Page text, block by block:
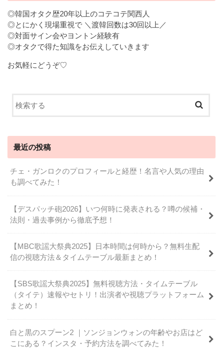
◎韓国オタク歴20年以上のコテコテ関西人
◎とにかく現場重視で ＼渡韓回数は30回以上／
◎対面サイン会やヨントン経験有
◎オタクで得た知識をお伝えしていきます
お気軽にどうぞ♡
最近の投稿
チェ・ガンロクのプロフィールと経歴！名言や人気の理由
も調べてみた！
【デスパッチ砲2026】いつ何時に発表される？噂の候補・
法則・過去事例から徹底予想！
【MBC歌謡大祭典2025】日本時間は何時から？無料生配
信の視聴方法＆タイムテーブル最新まとめ！
【SBS歌謡大祭典2025】無料視聴方法・タイムテーブル
（タイテ）速報やセトリ！出演者や視聴プラットフォーム
まとめ！
白と黒のスプーン2 ｜ソンジョンウォンの年齢やお店はど
こにある？インスタ・予約方法を調べてみた！